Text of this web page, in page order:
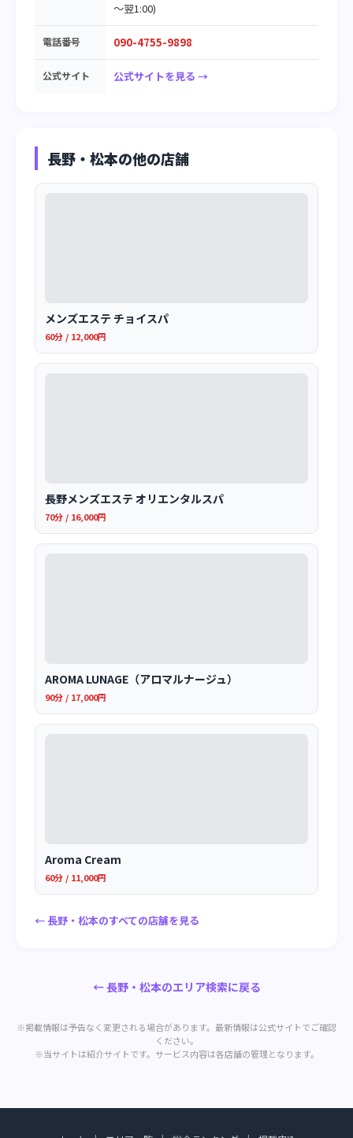
～翌1:00)
電話番号 090-4755-9898
公式サイト 公式サイトを見る →
長野・松本の他の店舗
メンズエステ チョイスパ
60分 / 12,000円
長野メンズエステ オリエンタルスパ
70分 / 16,000円
AROMA LUNAGE（アロマルナージュ）
90分 / 17,000円
Aroma Cream
60分 / 11,000円
← 長野・松本のすべての店舗を見る
← 長野・松本のエリア検索に戻る
※掲載情報は予告なく変更される場合があります。最新情報は公式サイトでご確認
ください。
※当サイトは紹介サイトです。サービス内容は各店舗の管理となります。